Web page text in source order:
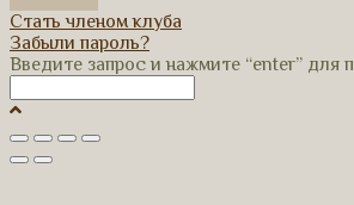
Стать членом клуба
Забыли пароль?
Введите запрос и нажмите “enter” для